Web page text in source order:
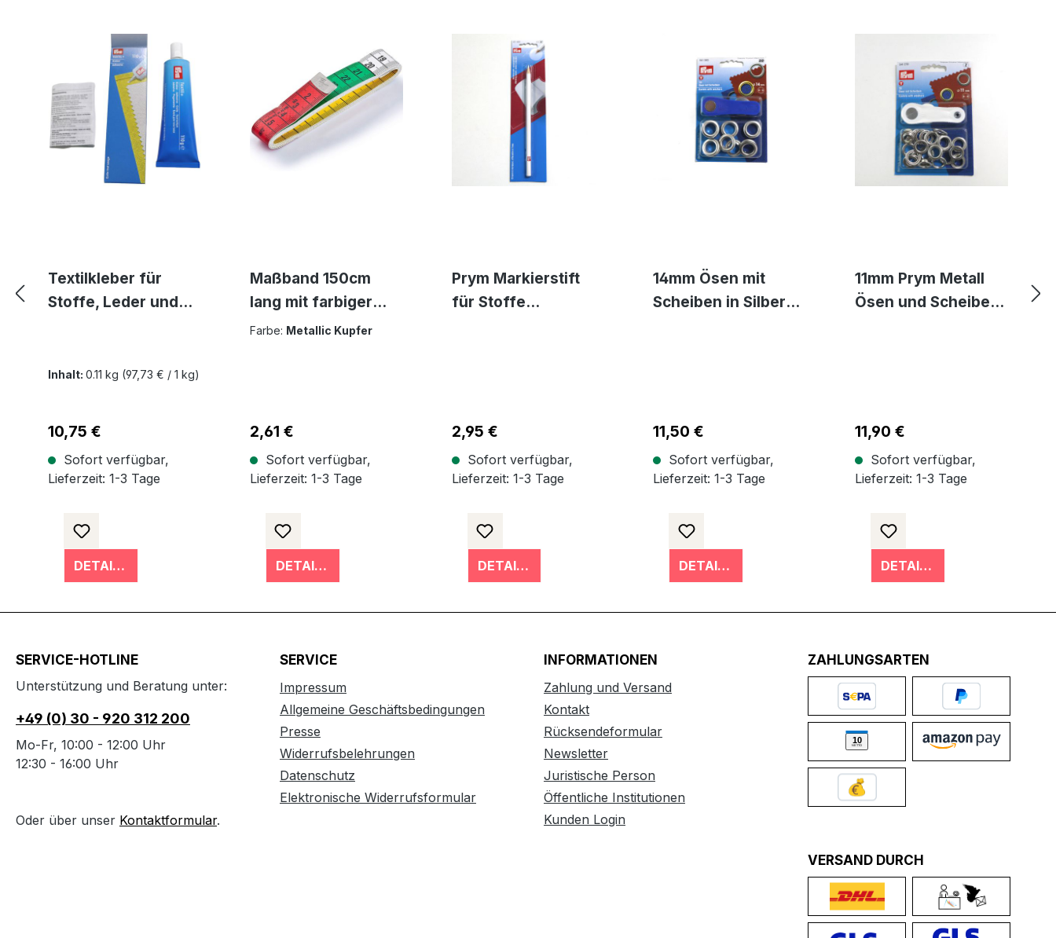
Textilkleber für
Stoffe, Leder und
st transparent und
Inhalt: 0.11 kg (97,73 € / 1 kg)
Regulärer Preis:
10,75 €
Sofort verfügbar,
Lieferzeit: 1-3 Tage
DETAILS
Maßband 150cm
lang mit farbiger
Dezimeter
Farbe: Metallic Kupfer
Regulärer Preis:
2,61 €
Sofort verfügbar,
Lieferzeit: 1-3 Tage
DETAILS
Prym Markierstift
für Stoffe
Regulärer Preis:
2,95 €
Sofort verfügbar,
Lieferzeit: 1-3 Tage
DETAILS
14mm Ösen mit
Scheiben in Silber
Regulärer Preis:
11,50 €
Sofort verfügbar,
Lieferzeit: 1-3 Tage
DETAILS
11mm Prym Metall
Ösen und Scheiben
Regulärer Preis:
11,90 €
Sofort verfügbar,
Lieferzeit: 1-3 Tage
DETAILS
SERVICE-HOTLINE
Unterstützung und Beratung unter:
+49 (0) 30 - 920 312 200
Mo-Fr, 10:00 - 12:00 Uhr
12:30 - 16:00 Uhr
Oder über unser Kontaktformular.
SERVICE
Impressum
Allgemeine Geschäftsbedingungen
Presse
Widerrufsbelehrungen
Datenschutz
Elektronische Widerrufsformular
INFORMATIONEN
Zahlung und Versand
Kontakt
Rücksendeformular
Newsletter
Juristische Person
Öffentliche Institutionen
Kunden Login
ZAHLUNGSARTEN
VERSAND DURCH